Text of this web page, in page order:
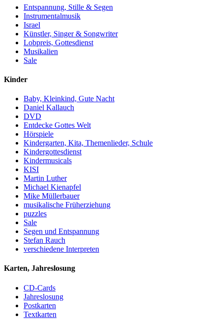
Entspannung, Stille & Segen
Instrumentalmusik
Israel
Künstler, Singer & Songwriter
Lobpreis, Gottesdienst
Musikalien
Sale
Kinder
Baby, Kleinkind, Gute Nacht
Daniel Kallauch
DVD
Entdecke Gottes Welt
Hörspiele
Kindergarten, Kita, Themenlieder, Schule
Kindergottesdienst
Kindermusicals
KISI
Martin Luther
Michael Kienapfel
Mike Müllerbauer
musikalische Früherziehung
puzzles
Sale
Segen und Entspannung
Stefan Rauch
verschiedene Interpreten
Karten, Jahreslosung
CD-Cards
Jahreslosung
Postkarten
Textkarten